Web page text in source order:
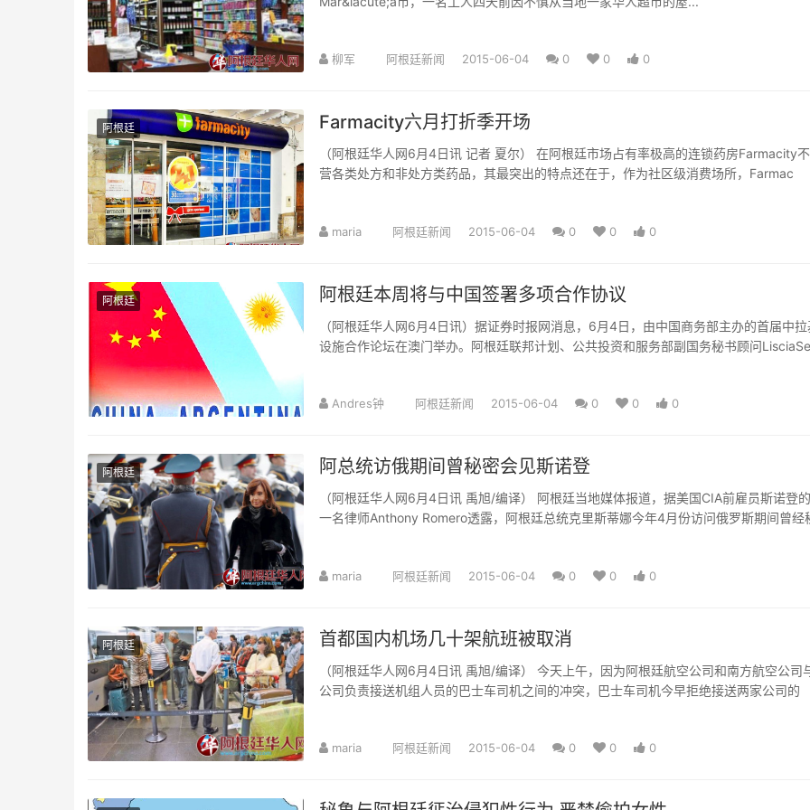
柳军 阿根廷新闻 2015-06-04 0 0 0
阿根廷 Farmacity六月打折季开场
（阿根廷华人网6月4日讯 记者 夏尔） 在阿根廷市场占有率极高的连锁药房Farmacity
营各类处方和非处方类药品，其最突出的特点还在于，作为社区级消费场所，Farmac
maria 阿根廷新闻 2015-06-04 0 0 0
阿根廷 阿根廷本周将与中国签署多项合作协议
（阿根廷华人网6月4日讯）据证券时报网消息，6月4日，由中国商务部主办的首届中拉
设施合作论坛在澳门举办。阿根廷联邦计划、公共投资和服务部副国务秘书顾问
Andres钟 阿根廷新闻 2015-06-04 0 0 0
阿根廷 阿总统访俄期间曾秘密会见斯诺登
（阿根廷华人网6月4日讯 禹旭/编译） 阿根廷当地媒体报道，据美国CIA前雇员斯诺登
一名律师Anthony Romero透露，阿根廷总统克里斯蒂娜今年4月份访问俄罗斯期间曾经
maria 阿根廷新闻 2015-06-04 0 0 0
阿根廷 首都国内机场几十架航班被取消
（阿根廷华人网6月4日讯 禹旭/编译） 今天上午，因为阿根廷航空公司和南方航空公司
公司负责接送机组人员的巴士车司机之间的冲突，巴士车司机今早拒绝接送两家公司的
maria 阿根廷新闻 2015-06-04 0 0 0